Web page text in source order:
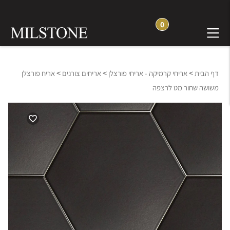
0
דף הבית> אריחי קרמיקה - אריחי פורצלן > אריחים צורנים > אריח פורצלן
משושה שחור מט לרצפה